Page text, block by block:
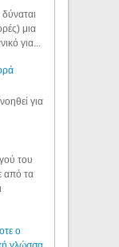
μια
για...
για
του
από τα
ο